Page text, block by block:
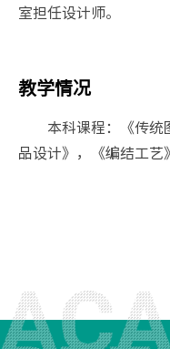
室担任设计师。
教学情况
本科课程：《传
品设计》，《编结工